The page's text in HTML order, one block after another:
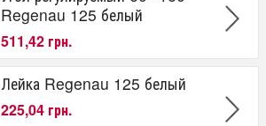
Regenau 125 белый
511,42 грн.
Лейка Regenau 125 белый
225,04 грн.